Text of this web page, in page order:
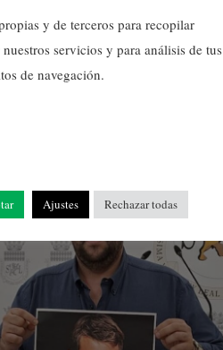
EL ÁMBITO
PROFESIONAL
y de terceros para recopilar
servicios y para análisis de tus
de navegación.
Ajustes Rechazar todas